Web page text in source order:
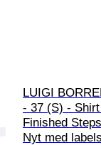
LUIGI
- 37 (S) -
Finished
Nyt med labels